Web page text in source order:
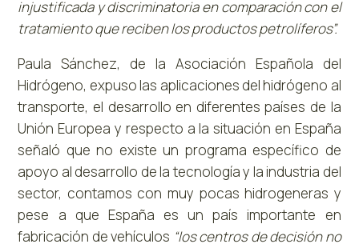
injustificada y discriminatoria en comparación con el
tratamiento que reciben los productos petrolíferos”.
Paula Sánchez, de la Asociación Española del
Hidrógeno, expuso las aplicaciones del hidrógeno al
transporte, el desarrollo en diferentes países de la
Unión Europea y respecto a la situación en España
señaló que no existe un programa específico de
apoyo al desarrollo de la tecnología y la industria del
sector, contamos con muy pocas hidrogeneras y
pese a que España es un país importante en
fabricación de vehículos “los centros de decisión no